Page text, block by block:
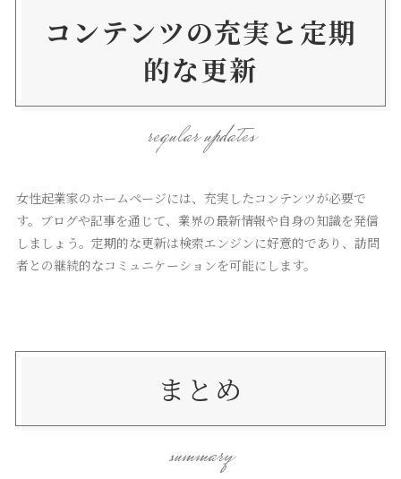
コンテンツの充実と定期
的な更新
regular updates
女性起業家のホームページには、充実したコンテンツが必要で
す。ブログや記事を通じて、業界の最新情報や自身の知識を発信
しましょう。定期的な更新は検索エンジンに好意的であり、訪問
者との継続的なコミュニケーションを可能にします。
まとめ
summary